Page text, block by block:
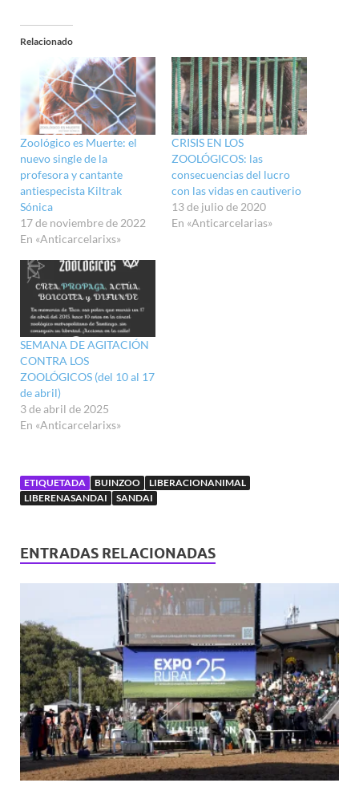
Relacionado
Zoológico es Muerte: el
nuevo single de la
profesora y cantante
antiespecista Kiltrak
Sónica
17 de noviembre de 2022
En «Anticarcelarixs»
CRISIS EN LOS
ZOOLÓGICOS: las
consecuencias del lucro
con las vidas en cautiverio
13 de julio de 2020
En «Anticarcelarias»
SEMANA DE AGITACIÓN
CONTRA LOS
ZOOLÓGICOS (del 10 al 17
de abril)
3 de abril de 2025
En «Anticarcelarixs»
ETIQUETADA BUINZOO
LIBERACIONANIMAL
LIBERENASANDAI
SANDAI
ENTRADAS RELACIONADAS